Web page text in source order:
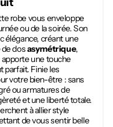
robe vous enveloppe
ou de la soirée. Son
élégance, créant une
dosasymétrique,
apporte une touche
parfait. Finie les
votre bien-être : sans
ou armatures de
et une liberté totale.
à allier style
de vous sentir belle